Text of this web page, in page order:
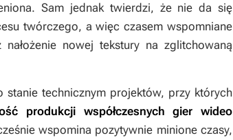
Sam jednak twierdzi, że nie da się
twórczego, a więc czasem wspomniane
nowej tekstury na zglitchowaną
technicznym projektów, przy których
produkcji współczesnych gier wideo
wspomina pozytywnie minione czasy,